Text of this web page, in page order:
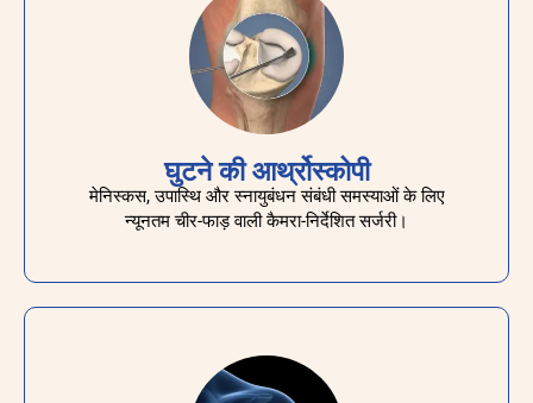
घुटने की आर्थ्रोस्कोपी
मेनिस्कस, उपास्थि और स्नायुबंधन संबंधी समस्याओं के लिए
न्यूनतम चीर-फाड़ वाली कैमरा-निर्देशित सर्जरी।